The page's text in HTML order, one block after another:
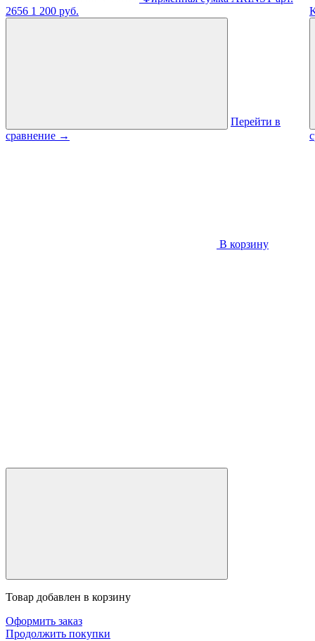
2656 1 200 руб.
Перейти в
сравнение →
В корзину
Товар добавлен в корзину
Оформить заказ
Продолжить покупки